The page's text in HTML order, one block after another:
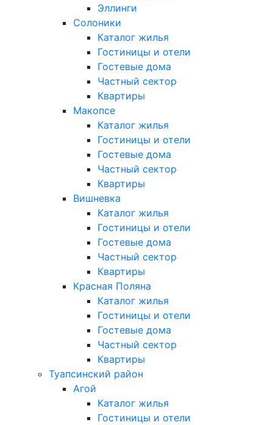
Эллинги
Солоники
Каталог жилья
Гостиницы и отели
Гостевые дома
Частный сектор
Квартиры
Макопсе
Каталог жилья
Гостиницы и отели
Гостевые дома
Частный сектор
Квартиры
Вишневка
Каталог жилья
Гостиницы и отели
Гостевые дома
Частный сектор
Квартиры
Красная Поляна
Каталог жилья
Гостиницы и отели
Гостевые дома
Частный сектор
Квартиры
Туапсинский район
Агой
Каталог жилья
Гостиницы и отели